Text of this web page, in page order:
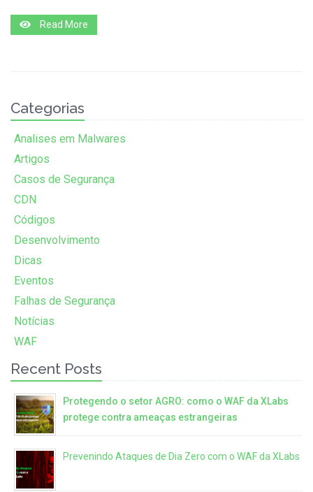
Read More
Categorias
Analises em Malwares
Artigos
Casos de Segurança
CDN
Códigos
Desenvolvimento
Dicas
Eventos
Falhas de Segurança
Notícias
WAF
Recent Posts
Protegendo o setor AGRO: como o WAF da XLabs
protege contra ameaças estrangeiras
Prevenindo Ataques de Dia Zero com o WAF da XLabs